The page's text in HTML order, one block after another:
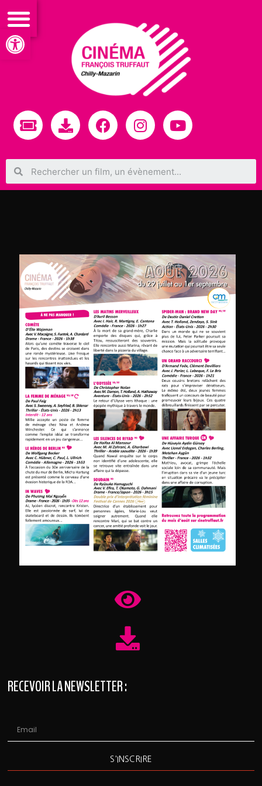
Ouvrir la barre d’outils
RECEVOIR LA NEWSLETTER :
S'INSCRIRE